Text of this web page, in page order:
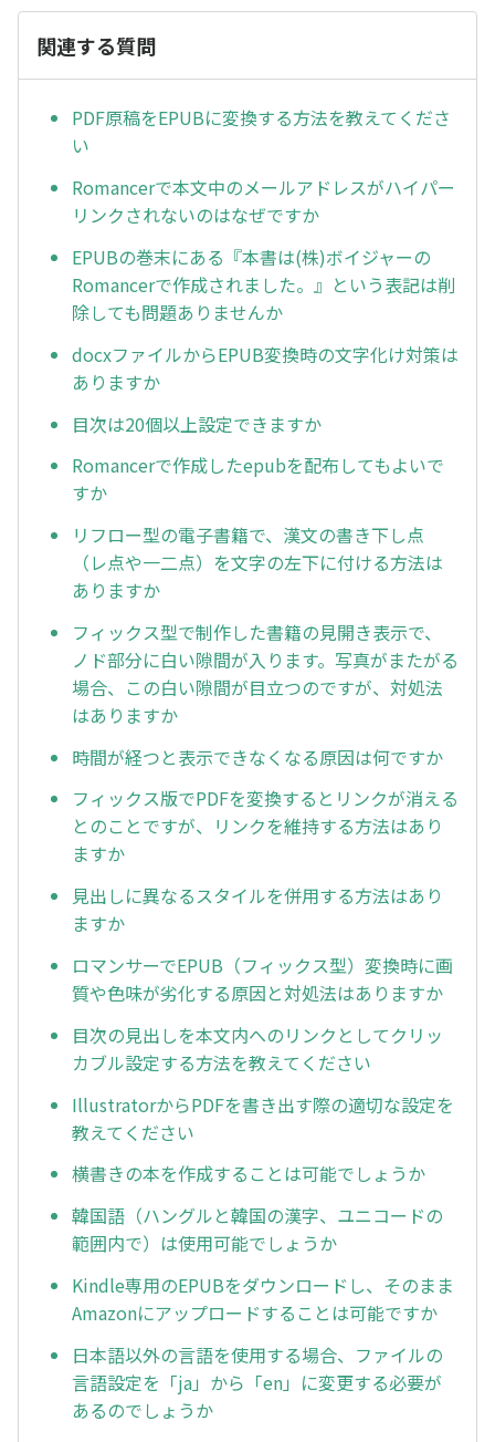
関連する質問
PDF原稿をEPUBに変換する方法を教えてくださ
い
Romancerで本文中のメールアドレスがハイパー
リンクされないのはなぜですか
EPUBの巻末にある『本書は(株)ボイジャーの
Romancerで作成されました。』という表記は削
除しても問題ありませんか
docxファイルからEPUB変換時の文字化け対策は
ありますか
目次は20個以上設定できますか
Romancerで作成したepubを配布してもよいで
すか
リフロー型の電子書籍で、漢文の書き下し点
（レ点や一二点）を文字の左下に付ける方法は
ありますか
フィックス型で制作した書籍の見開き表示で、
ノド部分に白い隙間が入ります。写真がまたがる
場合、この白い隙間が目立つのですが、対処法
はありますか
時間が経つと表示できなくなる原因は何ですか
フィックス版でPDFを変換するとリンクが消える
とのことですが、リンクを維持する方法はあり
ますか
見出しに異なるスタイルを併用する方法はあり
ますか
ロマンサーでEPUB（フィックス型）変換時に画
質や色味が劣化する原因と対処法はありますか
目次の見出しを本文内へのリンクとしてクリッ
カブル設定する方法を教えてください
IllustratorからPDFを書き出す際の適切な設定を
教えてください
横書きの本を作成することは可能でしょうか
韓国語（ハングルと韓国の漢字、ユニコードの
範囲内で）は使用可能でしょうか
Kindle専用のEPUBをダウンロードし、そのまま
Amazonにアップロードすることは可能ですか
日本語以外の言語を使用する場合、ファイルの
言語設定を「ja」から「en」に変更する必要が
あるのでしょうか